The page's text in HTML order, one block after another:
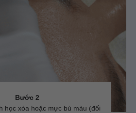
Bước 2
học xóa hoặc mực bù màu (đối